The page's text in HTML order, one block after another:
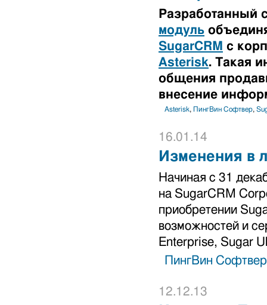
Разработанный
модуль
SugarCRM с
Asterisk. Такая
общения
внесение
Asterisk, ПингВин Софтвер,
16.01.14
Изменения в
Начиная с 31
на SugarCRM
приобретении
возможностей и
Enterprise, Sugar
ПингВин Софтвер
12.12.13